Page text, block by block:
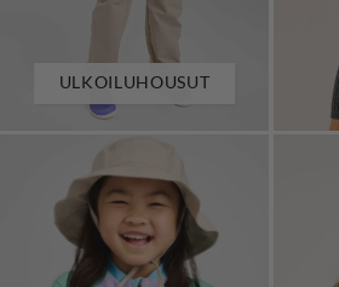
ULKOILUHOUSUT